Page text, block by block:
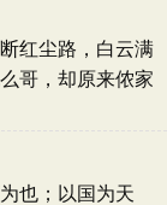
红尘路，白云满
哥，却原来侬家
也；以国为天